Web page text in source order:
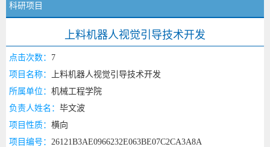
科研项目
上料机器人视觉引导技术开发
点击次数： 7
项目名称：
上料机器人视觉引导技术开发
所属单位： 机械工程学院
负责人姓名： 毕文波
项目性质： 横向
项目编号： 26121B3AE0966232E063BE07C2CA3A8A